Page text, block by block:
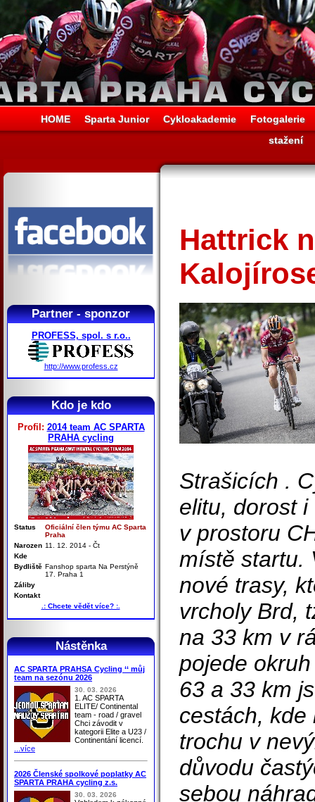
HOME Sparta Junior Cykloakademie
Fotogalerie
stažení
Partner - sponzor
PROFESS, spol. s r.o..
http://www.profess.cz
Kdo je kdo
Profil: 2014 team AC SPARTA
PRAHA cycling
Status
Oficiální člen týmu AC Sparta
Praha
Narozen 11. 12. 2014 - Čt
Kde
Bydliště Fanshop sparta Na Perstýně
17. Praha 1
Záliby
Kontakt
.: Chcete vědět více? :.
Nástěnka
AC SPARTA PRAHSA Cycling ‘‘ můj
team na sezónu 2026
30. 03. 2026
1. AC SPARTA
ELITE/ Continental
team - road / gravel
Chci závodit v
kategorii Elite a U23 /
Continentání licencí.
...více
2026 Členské spolkové poplatky AC
SPARTA PRAHA cycling z.s.
30. 03. 2026
Hattrick
Strašicích .
elitu, dorost
v prostoru
místě startu.
nové trasy,
vrcholy Brd,
na 33 km v
pojede
63 a 33 km
cestách,
trochu v
důvodu
sebou